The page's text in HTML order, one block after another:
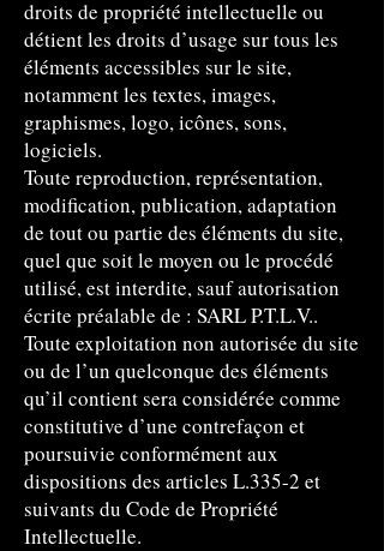
droits de propriété intellectuelle ou
détient les droits d’usage sur tous les
éléments accessibles sur le site,
notamment les textes, images,
graphismes, logo, icônes, sons,
logiciels.
Toute reproduction, représentation,
modification, publication, adaptation
de tout ou partie des éléments du site,
quel que soit le moyen ou le procédé
utilisé, est interdite, sauf autorisation
écrite préalable de : SARL P.T.L.V..
Toute exploitation non autorisée du site
ou de l’un quelconque des éléments
qu’il contient sera considérée comme
constitutive d’une contrefaçon et
poursuivie conformément aux
dispositions des articles L.335-2 et
suivants du Code de Propriété
Intellectuelle.